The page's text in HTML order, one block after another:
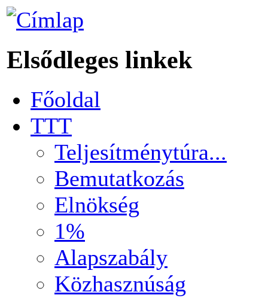
Elsődleges linkek
Főoldal
TTT
Teljesítménytúra...
Bemutatkozás
Elnökség
1%
Alapszabály
Közhasznúság